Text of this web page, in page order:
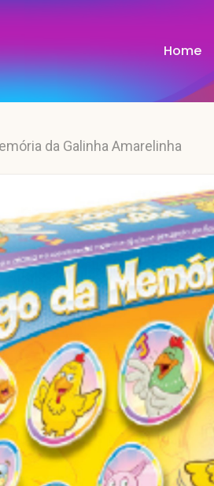
Home
da Galinha Amarelinha